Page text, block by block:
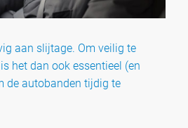
aan slijtage. Om veilig te
het dan ook essentieel (en
de autobanden tijdig te